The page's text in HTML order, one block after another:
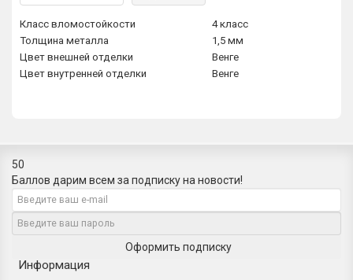
Класс вломостойкости
4 класс
Толщина металла
1,5 мм
Цвет внешней отделки
Венге
Цвет внутренней отделки
Венге
50
Баллов дарим всем за подписку на новости!
Оформить подписку
Информация